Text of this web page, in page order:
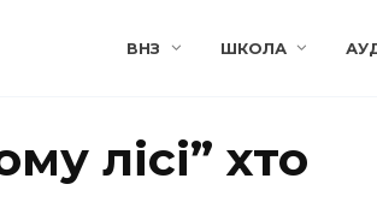
ВНЗ ШКОЛА
лісі” хто